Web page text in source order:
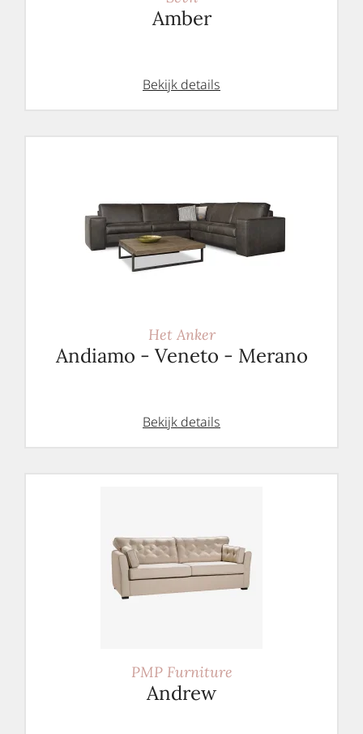
Amber
Bekijk details
Het Anker
Andiamo - Veneto - Merano
Bekijk details
PMP Furniture
Andrew